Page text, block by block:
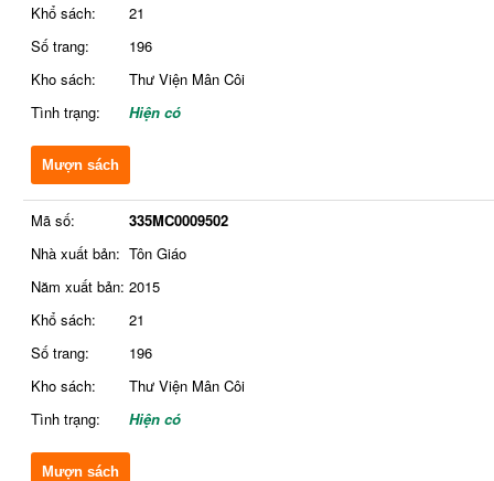
Khổ sách:
21
Số trang:
196
Kho sách:
Thư Viện Mân Côi
Tình trạng:
Hiện có
Mượn sách
Mã số:
335MC0009502
Nhà xuất bản: Tôn Giáo
Năm xuất bản: 2015
Khổ sách:
21
Số trang:
196
Kho sách:
Thư Viện Mân Côi
Tình trạng:
Hiện có
Mượn sách